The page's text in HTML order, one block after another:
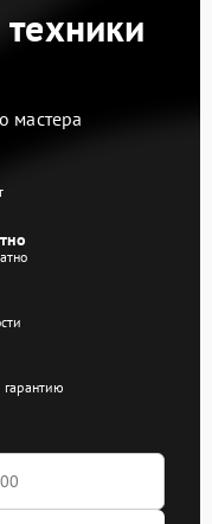
мастера
гарантию